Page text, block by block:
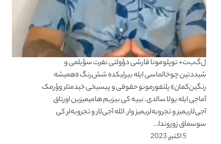
ل‌گ‌ب‌ت+ توپلومونا قارشی دؤولتی نفرت سؤیلمی و
شیددتین چوخالماسی ایله بیرلیکده شش‌رنگ «همیشه
رنگین‌کمان» پلتفورمونو حقوقی و پیسیخی خیدمتلر وؤرمک
آماجی ایله یولا سالدی. نییه کی بیزیم هامیمیزین اورتاق
آجی‌لاریمیز و تجروبه‌لریمیز وار. ائله آجی‌لار و تجروبه‌لر کی
سوسماق زوروندا…
5 اکتبر, 2023